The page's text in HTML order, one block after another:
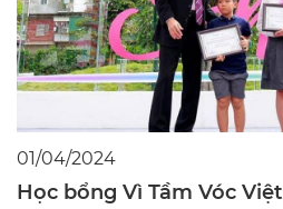
01/04/2024
Học bổng Vì Tầm Vóc Việt